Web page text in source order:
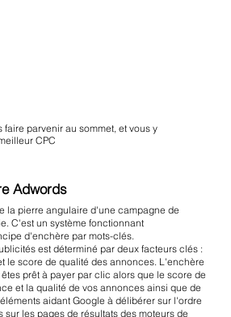
faire parvenir au sommet, et vous y
CPC
la pierre angulaire d'une campagne de
C'est un système fonctionnant
d'enchère par mots-clés.
est déterminé par deux facteurs clés :
le score de qualité des annonces. L'enchère
prêt à payer par clic alors que le score de
et la qualité de vos annonces ainsi que de
aidant Google à délibérer sur l'ordre
les pages de résultats des moteurs de
Adwords